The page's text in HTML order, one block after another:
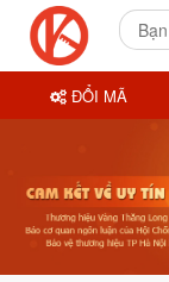
ĐỔI MÃ